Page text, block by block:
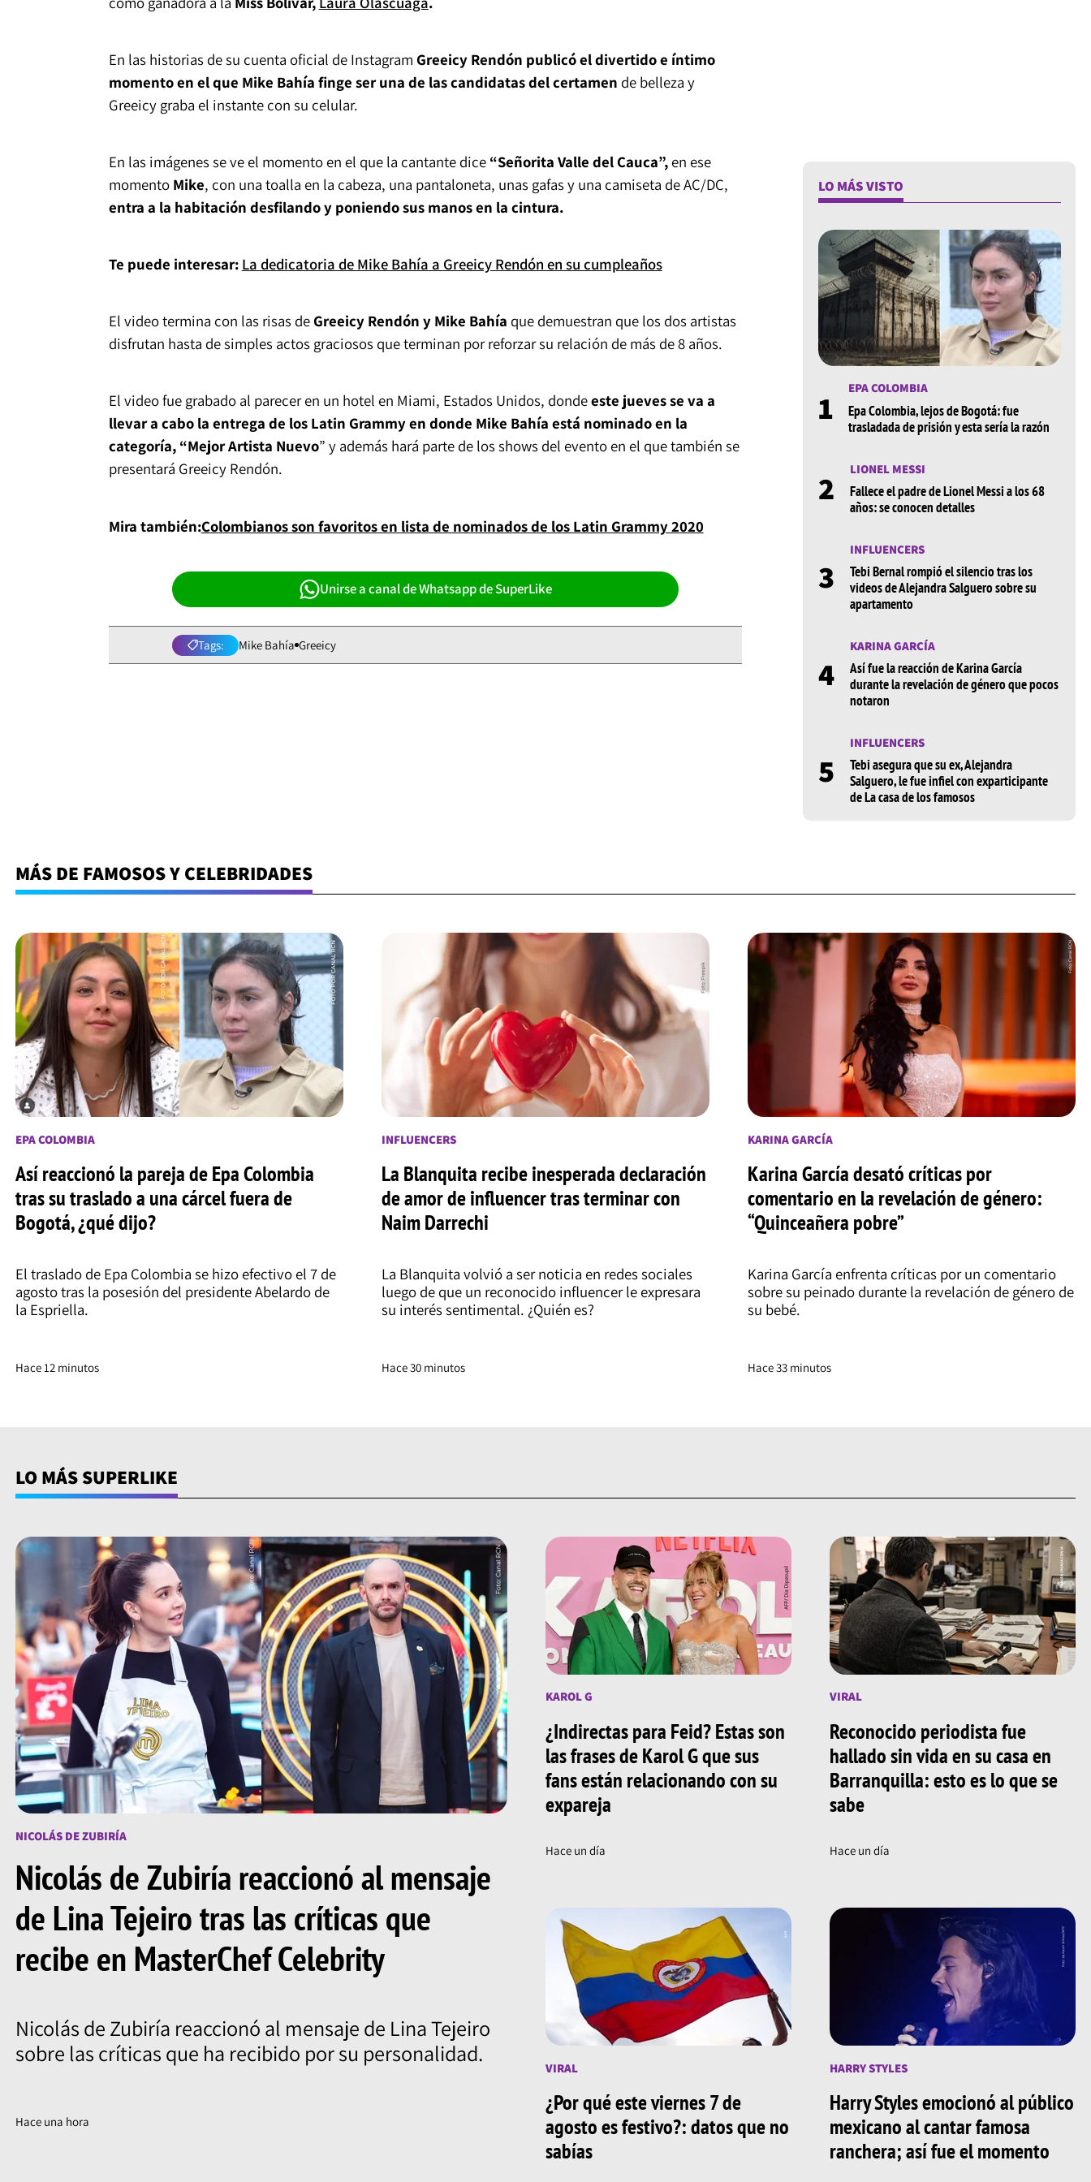
En las historias de su cuenta oficial de Instagram Greeicy Rendón publicó el divertido e íntimo
momento en el que Mike Bahía finge ser una de las candidatas del certamen de belleza y
Greeicy graba el instante con su celular.
En las imágenes se ve el momento en el que la cantante dice “Señorita Valle del Cauca”,en ese
momento Mike, con una toalla en la cabeza, una pantaloneta, unas gafas y una camiseta de AC/DC,
entra a la habitación desfilando y poniendo sus manos en la cintura.
Te puede interesar: La dedicatoria de Mike Bahía a Greeicy Rendón en su cumpleaños
El video termina con las risas de Greeicy Rendón y Mike Bahía que demuestran que los dos artistas
disfrutan hasta de simples actos graciosos que terminan por reforzar su relación de más de 8 años.
El video fue grabado al parecer en un hotel en Miami, Estados Unidos, dondeeste jueves se va a
llevar a cabo la entrega de los Latin Grammy en donde Mike Bahía está nominado en la
categoría, “Mejor Artista Nuevo” y además hará parte de los shows del evento en el que también se
presentará Greeicy Rendón.
Mira también:Colombianos son favoritos en lista de nominados de los Latin Grammy 2020
Unirse a canal de Whatsapp de SuperLike
Tags: Mike Bahía Greeicy
LO MÁS VISTO
1
EPA COLOMBIA
Epa Colombia, lejos de Bogotá: fue
trasladada de prisión y esta sería la razón
2
LIONEL MESSI
Fallece el padre de Lionel Messi a los 68
años: se conocen detalles
3
INFLUENCERS
Tebi Bernal rompió el silencio tras los
videos de Alejandra Salguero sobre su
apartamento
4
KARINA GARCÍA
Así fue la reacción de Karina García
durante la revelación de género que pocos
notaron
5
INFLUENCERS
Tebi asegura que su ex, Alejandra
Salguero, le fue infiel con exparticipante
de La casa de los famosos
MÁS DE FAMOSOS Y CELEBRIDADES
EPA COLOMBIA
Así reaccionó la pareja de Epa Colombia
tras su traslado a una cárcel fuera de
Bogotá, ¿qué dijo?
El traslado de Epa Colombia se hizo efectivo el 7 de
agosto tras la posesión del presidente Abelardo de
la Espriella.
Hace 12 minutos
INFLUENCERS
La Blanquita recibe inesperada declaración
de amor de influencer tras terminar con
Naim Darrechi
La Blanquita volvió a ser noticia en redes sociales
luego de que un reconocido influencer le expresara
su interés sentimental. ¿Quién es?
Hace 30 minutos
KARINA GARCÍA
Karina García desató críticas por
comentario en la revelación de género:
“Quinceañera pobre”
Karina García enfrenta críticas por un comentario
sobre su peinado durante la revelación de género de
su bebé.
Hace 33 minutos
LO MÁS SUPERLIKE
NICOLÁS DE ZUBIRÍA
Nicolás de Zubiría reaccionó al mensaje
de Lina Tejeiro tras las críticas que
recibe en MasterChef Celebrity
Nicolás de Zubiría reaccionó al mensaje de Lina Tejeiro
sobre las críticas que ha recibido por su personalidad.
Hace una hora
KAROL G
¿Indirectas para Feid? Estas son
las frases de Karol G que sus
fans están relacionando con su
expareja
Hace un día
VIRAL
Reconocido periodista fue
hallado sin vida en su casa en
Barranquilla: esto es lo que se
sabe
Hace un día
VIRAL
¿Por qué este viernes 7 de
agosto es festivo?: datos que no
sabías
HARRY STYLES
Harry Styles emocionó al público
mexicano al cantar famosa
ranchera; así fue el momento